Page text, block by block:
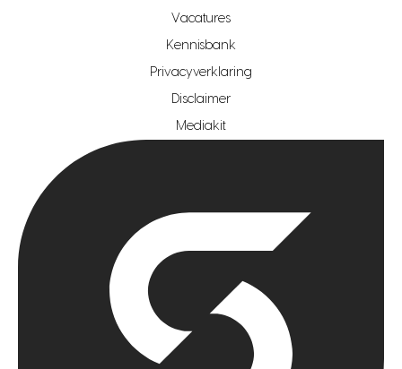
makelaar regio zoetermeer
hypotheekshop regio den haag
hypotheekshop regio rotterdam
Vacatures
Kennisbank
Privacyverklaring
Disclaimer
Mediakit